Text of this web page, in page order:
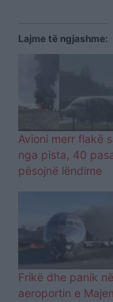
Lajme të ngjashme:
Avioni merr flakë
nga pista, 40
pësojnë lëndime
Frikë dhe panik në
aeroportin e